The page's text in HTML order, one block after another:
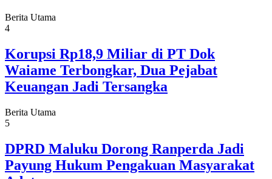
Berita Utama
4
Korupsi Rp18,9 Miliar di PT Dok
Waiame Terbongkar, Dua Pejabat
Keuangan Jadi Tersangka
Berita Utama
5
DPRD Maluku Dorong Ranperda Jadi
Payung Hukum Pengakuan Masyarakat